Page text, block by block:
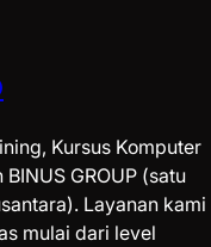
Kursus Komputer
GROUP (satu
Layanan kami
mulai dari level